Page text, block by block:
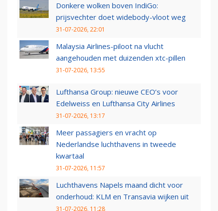
Donkere wolken boven IndiGo:
prijsvechter doet widebody-vloot weg
31-07-2026, 22:01
Malaysia Airlines-piloot na vlucht
aangehouden met duizenden xtc-pillen
31-07-2026, 13:55
Lufthansa Group: nieuwe CEO’s voor
Edelweiss en Lufthansa City Airlines
31-07-2026, 13:17
Meer passagiers en vracht op
Nederlandse luchthavens in tweede
kwartaal
31-07-2026, 11:57
Luchthavens Napels maand dicht voor
onderhoud: KLM en Transavia wijken uit
31-07-2026, 11:28